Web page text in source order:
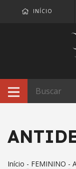
INÍCIO
Início - FEMININO -